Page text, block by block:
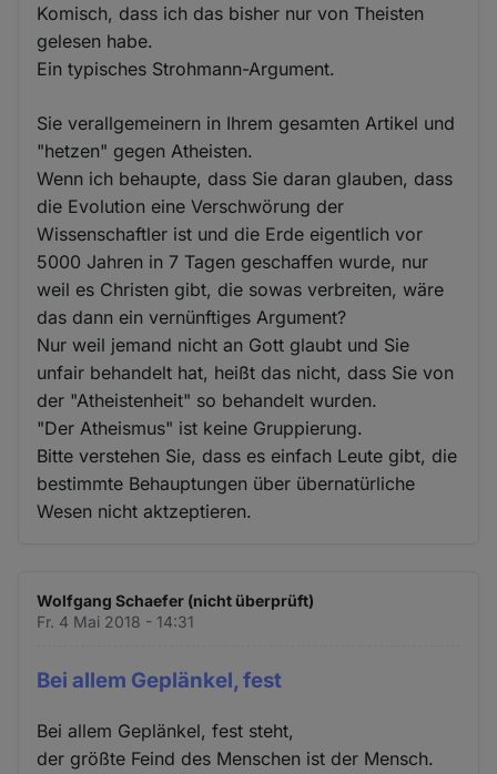
Komisch, dass ich das bisher nur von Theisten
gelesen habe.
Ein typisches Strohmann-Argument.
Sie verallgemeinern in Ihrem gesamten Artikel und
"hetzen" gegen Atheisten.
Wenn ich behaupte, dass Sie daran glauben, dass
die Evolution eine Verschwörung der
Wissenschaftler ist und die Erde eigentlich vor
5000 Jahren in 7 Tagen geschaffen wurde, nur
weil es Christen gibt, die sowas verbreiten, wäre
das dann ein vernünftiges Argument?
Nur weil jemand nicht an Gott glaubt und Sie
unfair behandelt hat, heißt das nicht, dass Sie von
der "Atheistenheit" so behandelt wurden.
"Der Atheismus" ist keine Gruppierung.
Bitte verstehen Sie, dass es einfach Leute gibt, die
bestimmte Behauptungen über übernatürliche
Wesen nicht aktzeptieren.
Wolfgang Schaefer (nicht überprüft)
Fr. 4 Mai 2018 - 14:31
Bei allem Geplänkel, fest
Bei allem Geplänkel, fest steht,
der größte Feind des Menschen ist der Mensch.